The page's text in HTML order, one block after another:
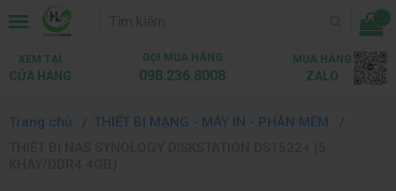
...
XEM TẠI
CỬA HÀNG
GỌI MUA HÀNG
098.236.8008
MUA HÀNG
ZALO
Trang chủ
THIẾT BỊ MẠNG - MÁY IN - PHẦN MỀM